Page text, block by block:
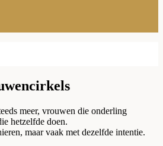
meer, vrouwen die onderling
hetzelfde doen.
maar vaak met dezelfde intentie.